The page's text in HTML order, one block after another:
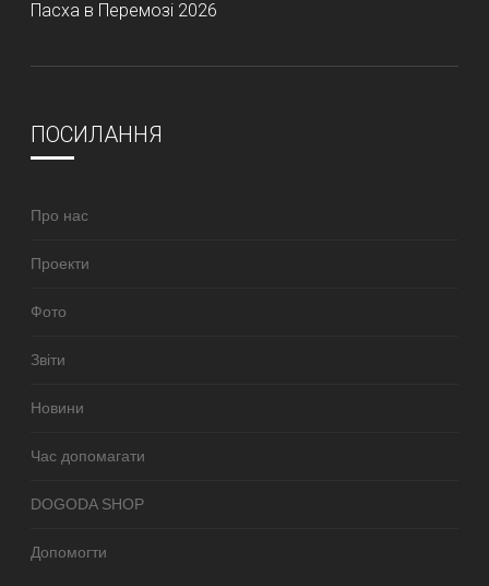
Пасха в Перемозі 2026
ПОСИЛАННЯ
Про нас
Проекти
Фото
Звіти
Новини
Час допомагати
DOGODA SHOP
Допомогти